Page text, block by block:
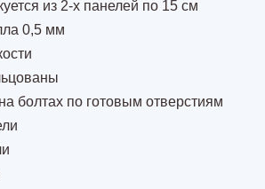
из 2-х панелей по 15 см
0,5 мм
болтах по готовым отверстиям